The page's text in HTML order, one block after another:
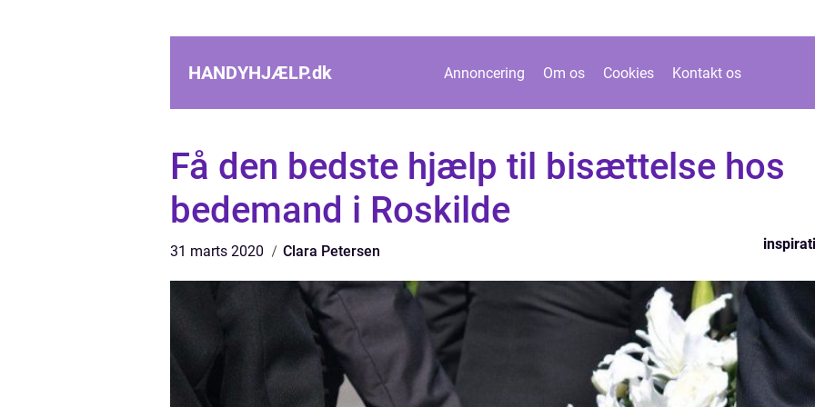
HANDYHJÆLP.dk Annoncering Om os Cookies Kontakt os
Få den bedste hjælp til bisættelse hos
bedemand i Roskilde
31 marts 2020 Clara Petersen